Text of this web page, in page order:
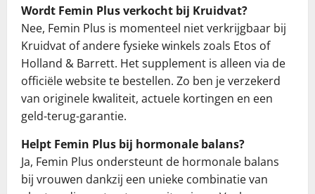
Wordt Femin Plus verkocht bij Kruidvat?
Nee, Femin Plus is momenteel niet verkrijgbaar bij
Kruidvat of andere fysieke winkels zoals Etos of
Holland & Barrett. Het supplement is alleen via de
officiële website te bestellen. Zo ben je verzekerd
van originele kwaliteit, actuele kortingen en een
geld-terug-garantie.
Helpt Femin Plus bij hormonale balans?
Ja, Femin Plus ondersteunt de hormonale balans
bij vrouwen dankzij een unieke combinatie van